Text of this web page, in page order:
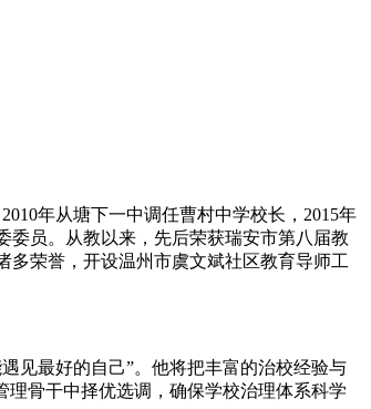
年从塘下一中调任曹村中学校长，2015年
委员。从教以来，先后荣获瑞安市第八届教
多荣誉，开设温州市虞文斌社区教育导师工
见最好的自己”。他将把丰富的治校经验与
骨干中择优选调，确保学校治理体系科学